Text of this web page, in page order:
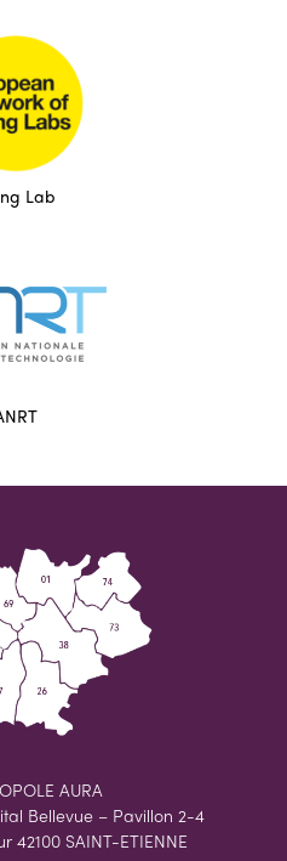
Lab
AURA
Bellevue – Pavillon 2-4
42100 SAINT-ETIENNE